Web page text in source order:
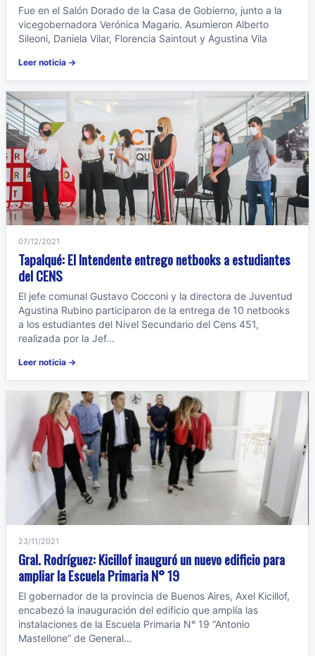
Fue en el Salón Dorado de la Casa de Gobierno, junto a la
vicegobernadora Verónica Magario. Asumieron Alberto
Sileoni, Daniela Vilar, Florencia Saintout y Agustina Vila
Leer noticia →
07/12/2021
Tapalqué: El Intendente entrego netbooks a estudiantes
del CENS
El jefe comunal Gustavo Cocconi y la directora de Juventud
Agustina Rubino participaron de la entrega de 10 netbooks
a los estudiantes del Nivel Secundario del Cens 451,
realizada por la Jef...
Leer noticia →
23/11/2021
Gral. Rodríguez: Kicillof inauguró un nuevo edificio para
ampliar la Escuela Primaria N° 19
El gobernador de la provincia de Buenos Aires, Axel Kicillof,
encabezó la inauguración del edificio que amplía las
instalaciones de la Escuela Primaria N° 19 “Antonio
Mastellone” de General...